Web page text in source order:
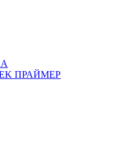
IEK ПРАЙМЕР